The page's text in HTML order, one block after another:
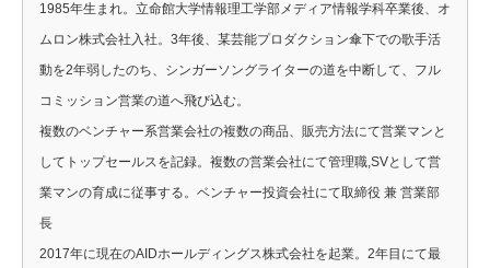
1985年生まれ。立命館大学情報理工学部メディア情報学科卒業後、オ
ムロン株式会社入社。3年後、某芸能プロダクション傘下での歌手活
動を2年弱したのち、シンガーソングライターの道を中断して、フル
コミッション営業の道へ飛び込む。
複数のベンチャー系営業会社の複数の商品、販売方法にて営業マンと
してトップセールスを記録。複数の営業会社にて管理職,SVとして営
業マンの育成に従事する。ベンチャー投資会社にて取締役 兼 営業部
長
2017年に現在のAIDホールディングス株式会社を起業。2年目にて最